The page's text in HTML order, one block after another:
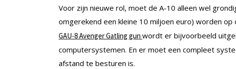
Voor zijn nieuwe rol, moet de A-10 alleen wel
omgerekend een kleine 10 miljoen euro) worden
GAU-8 Avenger Gatling gun wordt er bijvoorbeeld
computersystemen. En er moet een compleet
afstand te besturen is.